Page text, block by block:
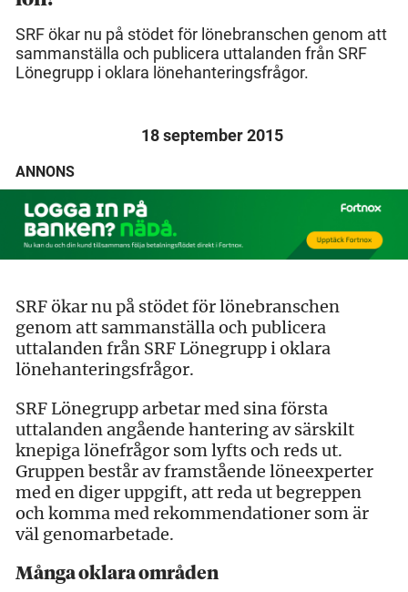
SRF ökar nu på stödet för lönebranschen genom att
sammanställa och publicera uttalanden från SRF
Lönegrupp i oklara lönehanteringsfrågor.
18 september 2015
ANNONS
SRF ökar nu på stödet för lönebranschen
genom att sammanställa och publicera
uttalanden från SRF Lönegrupp i oklara
lönehanteringsfrågor.
SRF Lönegrupp arbetar med sina första
uttalanden angående hantering av särskilt
knepiga lönefrågor som lyfts och reds ut.
Gruppen består av framstående löneexperter
med en diger uppgift, att reda ut begreppen
och komma med rekommendationer som är
väl genomarbetade.
Många oklara områden